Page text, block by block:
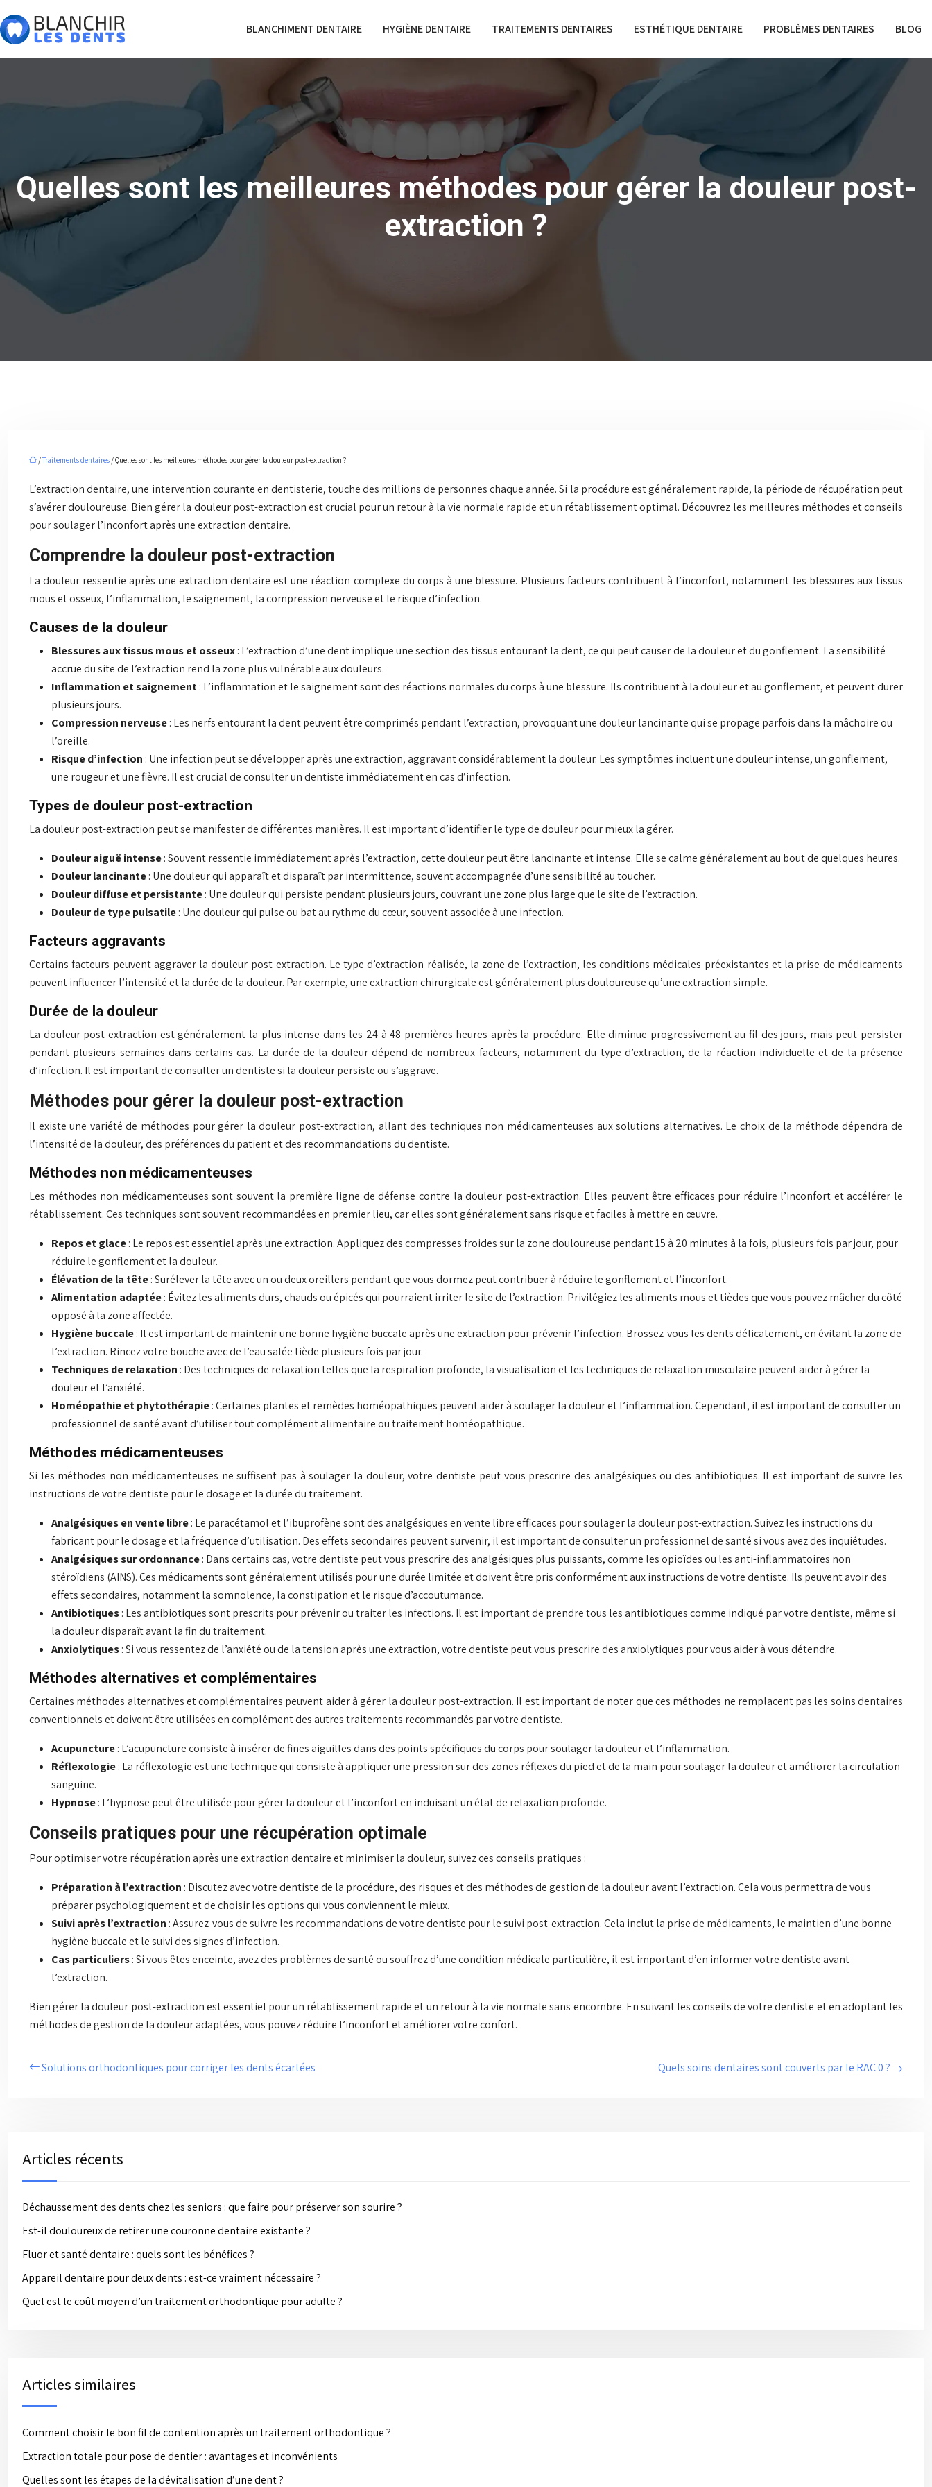
BLANCHIMENT DENTAIRE HYGIÈNE DENTAIRE TRAITEMENTS DENTAIRES ESTHÉTIQUE DENTAIRE PROBLÈMES DENTAIRES BLOG
Quelles sont les meilleures méthodes pour gérer la douleur post-
extraction ?
/Traitements dentaires / Quelles sont les meilleures méthodes pour gérer la douleur post-extraction ?
L’extraction dentaire, une intervention courante en dentisterie, touche des millions de personnes chaque année. Si la procédure est généralement rapide, la période de récupération peut
s’avérer douloureuse. Bien gérer la douleur post-extraction est crucial pour un retour à la vie normale rapide et un rétablissement optimal. Découvrez les meilleures méthodes et conseils
pour soulager l’inconfort après une extraction dentaire.
Comprendre la douleur post-extraction
La douleur ressentie après une extraction dentaire est une réaction complexe du corps à une blessure. Plusieurs facteurs contribuent à l’inconfort, notamment les blessures aux tissus
mous et osseux, l’inflammation, le saignement, la compression nerveuse et le risque d’infection.
Causes de la douleur
Blessures aux tissus mous et osseux: L’extraction d’une dent implique une section des tissus entourant la dent, ce qui peut causer de la douleur et du gonflement. La sensibilité
accrue du site de l’extraction rend la zone plus vulnérable aux douleurs.
Inflammation et saignement: L’inflammation et le saignement sont des réactions normales du corps à une blessure. Ils contribuent à la douleur et au gonflement, et peuvent durer
plusieurs jours.
Compression nerveuse: Les nerfs entourant la dent peuvent être comprimés pendant l’extraction, provoquant une douleur lancinante qui se propage parfois dans la mâchoire ou
l’oreille.
Risque d’infection : Une infection peut se développer après une extraction, aggravant considérablement la douleur. Les symptômes incluent une douleur intense, un gonflement,
une rougeur et une fièvre. Il est crucial de consulter un dentiste immédiatement en cas d’infection.
Types de douleur post-extraction
La douleur post-extraction peut se manifester de différentes manières. Il est important d’identifier le type de douleur pour mieux la gérer.
Douleur aiguë intense: Souvent ressentie immédiatement après l’extraction, cette douleur peut être lancinante et intense. Elle se calme généralement au bout de quelques heures.
Douleur lancinante: Une douleur qui apparaît et disparaît par intermittence, souvent accompagnée d’une sensibilité au toucher.
Douleur diffuse et persistante: Une douleur qui persiste pendant plusieurs jours, couvrant une zone plus large que le site de l’extraction.
Douleur de type pulsatile: Une douleur qui pulse ou bat au rythme du cœur, souvent associée à une infection.
Facteurs aggravants
Certains facteurs peuvent aggraver la douleur post-extraction. Le type d’extraction réalisée, la zone de l’extraction, les conditions médicales préexistantes et la prise de médicaments
peuvent influencer l’intensité et la durée de la douleur. Par exemple, une extraction chirurgicale est généralement plus douloureuse qu’une extraction simple.
Durée de la douleur
La douleur post-extraction est généralement la plus intense dans les 24 à 48 premières heures après la procédure. Elle diminue progressivement au fil des jours, mais peut persister
pendant plusieurs semaines dans certains cas. La durée de la douleur dépend de nombreux facteurs, notamment du type d’extraction, de la réaction individuelle et de la présence
d’infection. Il est important de consulter un dentiste si la douleur persiste ou s’aggrave.
Méthodes pour gérer la douleur post-extraction
Il existe une variété de méthodes pour gérer la douleur post-extraction, allant des techniques non médicamenteuses aux solutions alternatives. Le choix de la méthode dépendra de
l’intensité de la douleur, des préférences du patient et des recommandations du dentiste.
Méthodes non médicamenteuses
Les méthodes non médicamenteuses sont souvent la première ligne de défense contre la douleur post-extraction. Elles peuvent être efficaces pour réduire l’inconfort et accélérer le
rétablissement. Ces techniques sont souvent recommandées en premier lieu, car elles sont généralement sans risque et faciles à mettre en œuvre.
Repos et glace: Le repos est essentiel après une extraction. Appliquez des compresses froides sur la zone douloureuse pendant 15 à 20 minutes à la fois, plusieurs fois par jour, pour
réduire le gonflement et la douleur.
Élévation de la tête: Surélever la tête avec un ou deux oreillers pendant que vous dormez peut contribuer à réduire le gonflement et l’inconfort.
Alimentation adaptée: Évitez les aliments durs, chauds ou épicés qui pourraient irriter le site de l’extraction. Privilégiez les aliments mous et tièdes que vous pouvez mâcher du côté
opposé à la zone affectée.
Hygiène buccale: Il est important de maintenir une bonne hygiène buccale après une extraction pour prévenir l’infection. Brossez-vous les dents délicatement, en évitant la zone de
l’extraction. Rincez votre bouche avec de l’eau salée tiède plusieurs fois par jour.
Techniques de relaxation : Des techniques de relaxation telles que la respiration profonde, la visualisation et les techniques de relaxation musculaire peuvent aider à gérer la
douleur et l’anxiété.
Homéopathie et phytothérapie: Certaines plantes et remèdes homéopathiques peuvent aider à soulager la douleur et l’inflammation. Cependant, il est important de consulter un
professionnel de santé avant d’utiliser tout complément alimentaire ou traitement homéopathique.
Méthodes médicamenteuses
Si les méthodes non médicamenteuses ne suffisent pas à soulager la douleur, votre dentiste peut vous prescrire des analgésiques ou des antibiotiques. Il est important de suivre les
instructions de votre dentiste pour le dosage et la durée du traitement.
Analgésiques en vente libre: Le paracétamol et l’ibuprofène sont des analgésiques en vente libre efficaces pour soulager la douleur post-extraction. Suivez les instructions du
fabricant pour le dosage et la fréquence d’utilisation. Des effets secondaires peuvent survenir, il est important de consulter un professionnel de santé si vous avez des inquiétudes.
Analgésiques sur ordonnance: Dans certains cas, votre dentiste peut vous prescrire des analgésiques plus puissants, comme les opioïdes ou les anti-inflammatoires non
stéroïdiens (AINS). Ces médicaments sont généralement utilisés pour une durée limitée et doivent être pris conformément aux instructions de votre dentiste. Ils peuvent avoir des
effets secondaires, notamment la somnolence, la constipation et le risque d’accoutumance.
Antibiotiques: Les antibiotiques sont prescrits pour prévenir ou traiter les infections. Il est important de prendre tous les antibiotiques comme indiqué par votre dentiste, même si
la douleur disparaît avant la fin du traitement.
Anxiolytiques: Si vous ressentez de l’anxiété ou de la tension après une extraction, votre dentiste peut vous prescrire des anxiolytiques pour vous aider à vous détendre.
Méthodes alternatives et complémentaires
Certaines méthodes alternatives et complémentaires peuvent aider à gérer la douleur post-extraction. Il est important de noter que ces méthodes ne remplacent pas les soins dentaires
conventionnels et doivent être utilisées en complément des autres traitements recommandés par votre dentiste.
Acupuncture: L’acupuncture consiste à insérer de fines aiguilles dans des points spécifiques du corps pour soulager la douleur et l’inflammation.
Réflexologie: La réflexologie est une technique qui consiste à appliquer une pression sur des zones réflexes du pied et de la main pour soulager la douleur et améliorer la circulation
sanguine.
Hypnose: L’hypnose peut être utilisée pour gérer la douleur et l’inconfort en induisant un état de relaxation profonde.
Conseils pratiques pour une récupération optimale
Pour optimiser votre récupération après une extraction dentaire et minimiser la douleur, suivez ces conseils pratiques :
Préparation à l’extraction : Discutez avec votre dentiste de la procédure, des risques et des méthodes de gestion de la douleur avant l’extraction. Cela vous permettra de vous
préparer psychologiquement et de choisir les options qui vous conviennent le mieux.
Suivi après l’extraction : Assurez-vous de suivre les recommandations de votre dentiste pour le suivi post-extraction. Cela inclut la prise de médicaments, le maintien d’une bonne
hygiène buccale et le suivi des signes d’infection.
Cas particuliers: Si vous êtes enceinte, avez des problèmes de santé ou souffrez d’une condition médicale particulière, il est important d’en informer votre dentiste avant
l’extraction.
Bien gérer la douleur post-extraction est essentiel pour un rétablissement rapide et un retour à la vie normale sans encombre. En suivant les conseils de votre dentiste et en adoptant les
méthodes de gestion de la douleur adaptées, vous pouvez réduire l’inconfort et améliorer votre confort.
Solutions orthodontiques pour corriger les dents écartées Quels soins dentaires sont couverts par le RAC 0 ?
Articles récents
Déchaussement des dents chez les seniors : que faire pour préserver son sourire ?
Est-il douloureux de retirer une couronne dentaire existante ?
Fluor et santé dentaire : quels sont les bénéfices ?
Appareil dentaire pour deux dents : est-ce vraiment nécessaire ?
Quel est le coût moyen d’un traitement orthodontique pour adulte ?
Articles similaires
Comment choisir le bon fil de contention après un traitement orthodontique ?
Extraction totale pour pose de dentier : avantages et inconvénients
Quelles sont les étapes de la dévitalisation d’une dent ?